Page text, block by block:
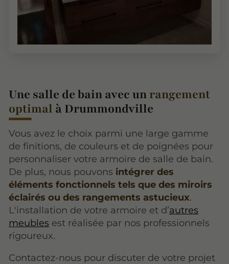
Une salle de bain avec unrangement
optimal à Drummondville
Vous avez le choix parmi une large gamme
de finitions, de couleurs et de poignées pour
personnaliser votre armoire de salle de bain.
De plus, nous pouvons intégrer des
éléments fonctionnels tels que des miroirs
éclairés ou des rangements astucieux.
L'installation de votre armoire et d’autres
meubles est réalisée par nos professionnels
rigoureux.
Contactez-nous pour discuter de votre projet